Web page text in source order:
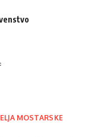
MOSTARSKE